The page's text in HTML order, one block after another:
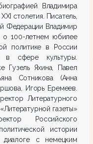
Владимира
XXI столетия. Писатель,
Федерации Владимир
о 100-летнем юбилее
политике в России
в сфере культуры.
Гузель Яхина, Павел
Сотникова (Анна
Игорь Еремеев.
Литературного
газеты»
Российского
истории
с немецким